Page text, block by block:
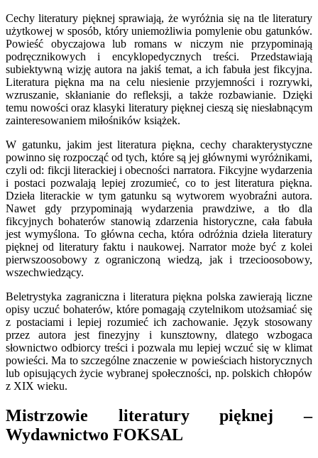
Cechy literatury pięknej sprawiają, że wyróżnia się na tle literatury
użytkowej w sposób, który uniemożliwia pomylenie obu gatunków.
Powieść obyczajowa lub romans w niczym nie przypominają
podręcznikowych i encyklopedycznych treści. Przedstawiają
subiektywną wizję autora na jakiś temat, a ich fabuła jest fikcyjna.
Literatura piękna ma na celu niesienie przyjemności i rozrywki,
wzruszanie, skłanianie do refleksji, a także rozbawianie. Dzięki
temu nowości oraz klasyki literatury pięknej cieszą się niesłabnącym
zainteresowaniem miłośników książek.
W gatunku, jakim jest literatura piękna, cechy charakterystyczne
powinno się rozpocząć od tych, które są jej głównymi wyróżnikami,
czyli od: fikcji literackiej i obecności narratora. Fikcyjne wydarzenia
i postaci pozwalają lepiej zrozumieć, co to jest literatura piękna.
Dzieła literackie w tym gatunku są wytworem wyobraźni autora.
Nawet gdy przypominają wydarzenia prawdziwe, a tło dla
fikcyjnych bohaterów stanowią zdarzenia historyczne, cała fabuła
jest wymyślona. To główna cecha, która odróżnia dzieła literatury
pięknej od literatury faktu i naukowej. Narrator może być z kolei
pierwszoosobowy z ograniczoną wiedzą, jak i trzecioosobowy,
wszechwiedzący.
Beletrystyka zagraniczna i literatura piękna polska zawierają liczne
opisy uczuć bohaterów, które pomagają czytelnikom utożsamiać się
z postaciami i lepiej rozumieć ich zachowanie. Język stosowany
przez autora jest finezyjny i kunsztowny, dlatego wzbogaca
słownictwo odbiorcy treści i pozwala mu lepiej wczuć się w klimat
powieści. Ma to szczególne znaczenie w powieściach historycznych
lub opisujących życie wybranej społeczności, np. polskich chłopów
z XIX wieku.
Mistrzowie literatury pięknej –
Wydawnictwo FOKSAL